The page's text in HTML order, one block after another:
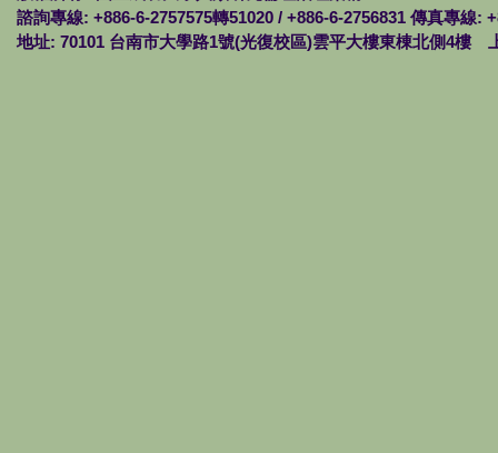
諮詢專線: +886-6-2757575轉51020 / +886-6-2756831 傳真專
地址: 70101 台南市大學路1號(光復校區)雲平大樓東棟北側4樓